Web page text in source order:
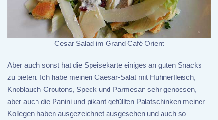
Cesar Salad im Grand Café Orient
Aber auch sonst hat die Speisekarte einiges an guten Snacks
zu bieten. Ich habe meinen Caesar-Salat mit Hühnerfleisch,
Knoblauch-Croutons, Speck und Parmesan sehr genossen,
aber auch die Panini und pikant gefüllten Palatschinken meiner
Kollegen haben ausgezeichnet ausgesehen und auch so